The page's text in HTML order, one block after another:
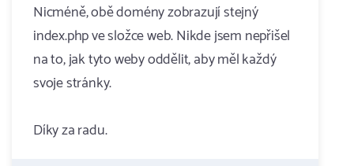
Nicméně, obě domény zobrazují stejný
index.php ve složce web. Nikde jsem nepřišel
na to, jak tyto weby oddělit, aby měl každý
svoje stránky.
Díky za radu.